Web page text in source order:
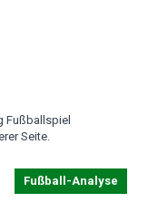
Fußballspiel
Seite.
Fußball-Analyse